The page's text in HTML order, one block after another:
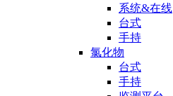
系统&在线
台式
手持
氯化物
台式
手持